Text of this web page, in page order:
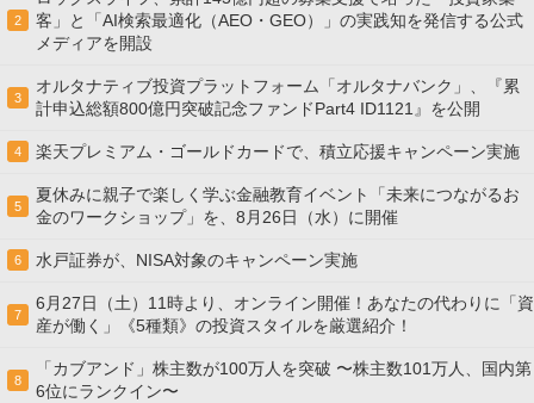
2
客」と「AI検索最適化（AEO・GEO）」の実践知を発信する公式
メディアを開設
3
オルタナティブ投資プラットフォーム「オルタナバンク」、『累
計申込総額800億円突破記念ファンドPart4 ID1121』を公開
4 楽天プレミアム・ゴールドカードで、積立応援キャンペーン実施
5
夏休みに親子で楽しく学ぶ金融教育イベント「未来につながるお
金のワークショップ」を、8月26日（水）に開催
6 水戸証券が、NISA対象のキャンペーン実施
7
6月27日（土）11時より、オンライン開催！あなたの代わりに「資
産が働く」《5種類》の投資スタイルを厳選紹介！
8
「カブアンド」株主数が100万人を突破 〜株主数101万人、国内第
6位にランクイン〜